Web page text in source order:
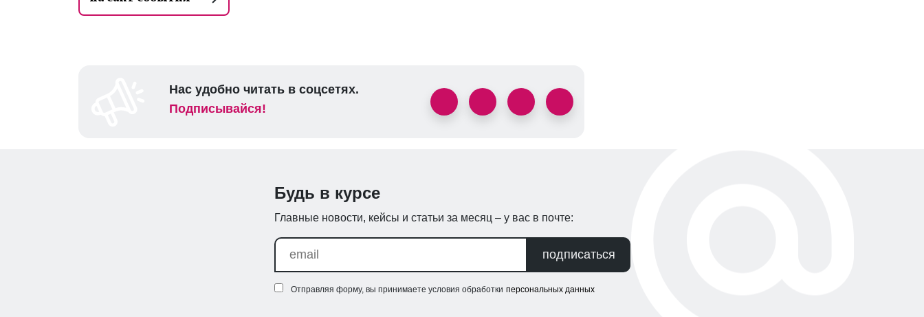
Нас удобно читать в соцсетях.
Подписывайся!
Будь в курсе
Главные новости, кейсы и статьи за месяц – у вас в почте:
подписаться
Отправляя форму, вы принимаете условия обработки персональных данных